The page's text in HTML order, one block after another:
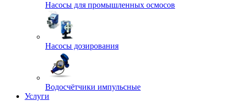
Насосы для промышленных осмосов
Насосы дозирования
Водосчётчики импульсные
Услуги